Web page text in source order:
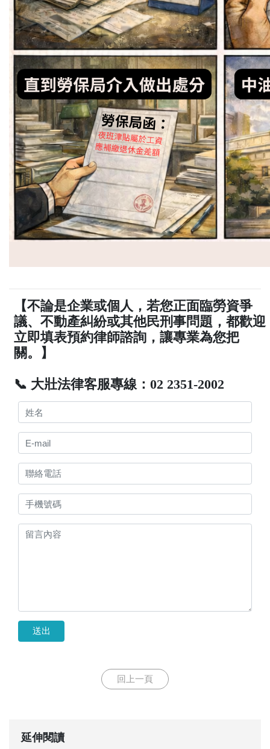
【不論是企業或個人，若您正面臨勞資爭
議、不動產糾紛或其他民刑事問題，都歡迎
立即填表預約律師諮詢，讓專業為您把
關。】
📞 大壯法律客服專線：02 2351-2002
送出
回上一頁
延伸閱讀